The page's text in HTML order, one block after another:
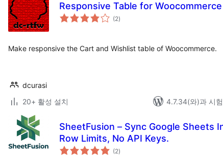
Responsive Table for Woocommerce
(2전
체)
Make responsive the Cart and Wishlist table of Woocommerce.
dcurasi
20+ 활성 설치
4.7.34(와)과 시
SheetFusion – Sync Google Sheets
Row Limits, No API Keys.
(2전
체)